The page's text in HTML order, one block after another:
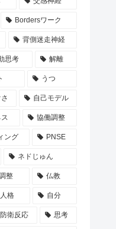
Bordersワーク
背側迷走神経
思考 解離
うつ
自己モデル
協働調整
ング PNSE
ネドじゅん
整 仏教
人格 自分
防衛反応 思考